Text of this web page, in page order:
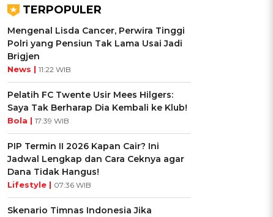
TERPOPULER
Mengenal Lisda Cancer, Perwira Tinggi
Polri yang Pensiun Tak Lama Usai Jadi
Brigjen
News | 11:22 WIB
Pelatih FC Twente Usir Mees Hilgers:
Saya Tak Berharap Dia Kembali ke Klub!
Bola | 17:39 WIB
PIP Termin II 2026 Kapan Cair? Ini
Jadwal Lengkap dan Cara Ceknya agar
Dana Tidak Hangus!
Lifestyle | 07:36 WIB
Skenario Timnas Indonesia Jika